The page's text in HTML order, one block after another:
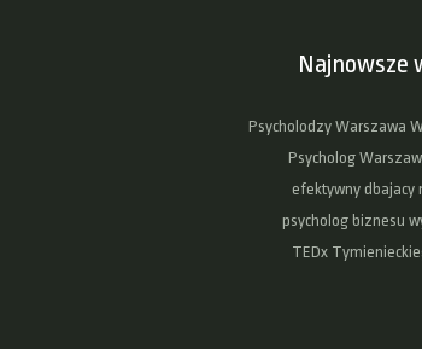
Najnowsze
Psycholodzy Warszawa
Psycholog
efektywny dbajacy
psycholog biznesu
TEDx